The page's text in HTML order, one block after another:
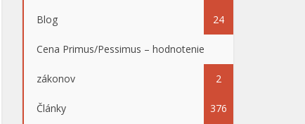
Blog 24
Cena Primus/Pessimus – hodnotenie
zákonov 2
Články 376